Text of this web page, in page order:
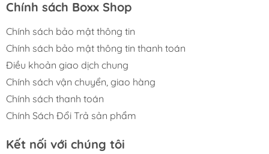
Chính sách Boxx Shop
Chính sách bảo mật thông tin
Chính sách bảo mật thông tin thanh toán
Điều khoản giao dịch chung
Chính sách vận chuyển, giao hàng
Chính sách thanh toán
Chính Sách Đổi Trả sản phẩm
Kết nối với chúng tôi